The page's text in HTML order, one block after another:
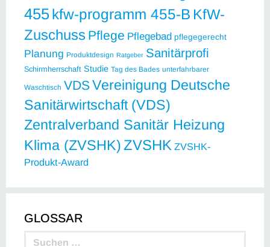
455kfw-programm 455-B KfW-
Zuschuss Pflege Pflegebad pflegegerecht
Planung Produktdesign Ratgeber Sanitärprofi
Schirmherrschaft Studie Tag des Bades unterfahrbarer
Waschtisch VDSVereinigung Deutsche
Sanitärwirtschaft (VDS)
Zentralverband Sanitär Heizung
Klima (ZVSHK)ZVSHK ZVSHK-
Produkt-Award
GLOSSAR